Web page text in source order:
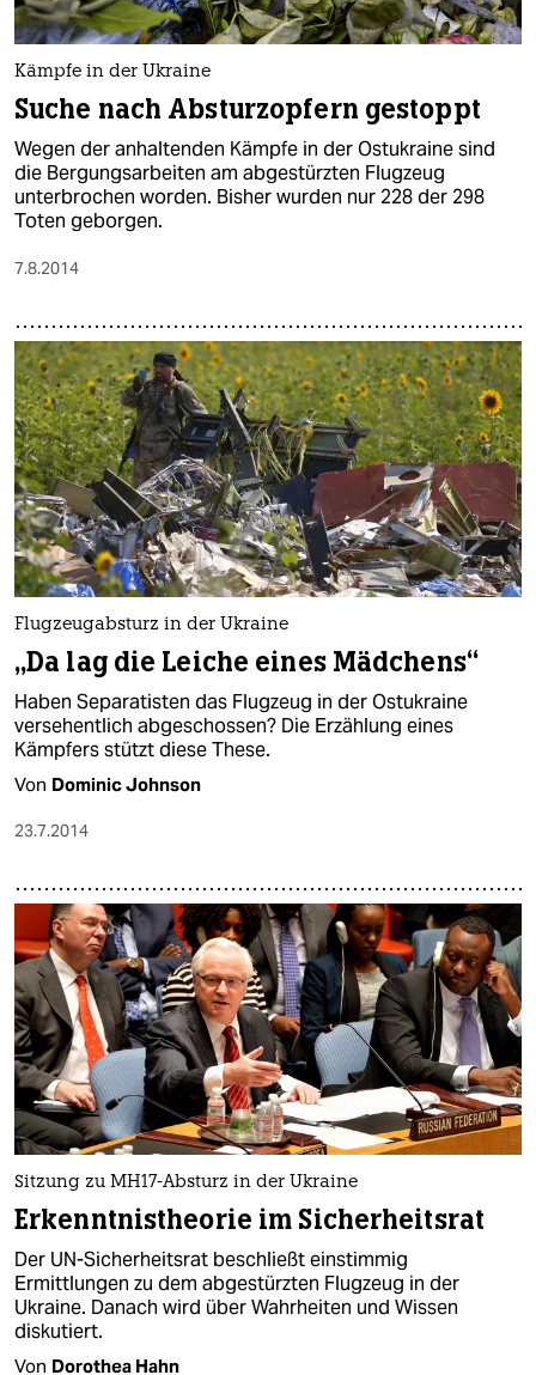
Kämpfe in der Ukraine
Suche nach Absturzopfern gestoppt
Wegen der anhaltenden Kämpfe in der Ostukraine sind
die Bergungsarbeiten am abgestürzten Flugzeug
unterbrochen worden. Bisher wurden nur 228 der 298
Toten geborgen.
7.8.2014
Flugzeugabsturz in der Ukraine
„Da lag die Leiche eines Mädchens“
Haben Separatisten das Flugzeug in der Ostukraine
versehentlich abgeschossen? Die Erzählung eines
Kämpfers stützt diese These.
Von Dominic Johnson
23.7.2014
Sitzung zu MH17-Absturz in der Ukraine
Erkenntnistheorie im Sicherheitsrat
Der UN-Sicherheitsrat beschließt einstimmig
Ermittlungen zu dem abgestürzten Flugzeug in der
Ukraine. Danach wird über Wahrheiten und Wissen
diskutiert.
Von Dorothea Hahn